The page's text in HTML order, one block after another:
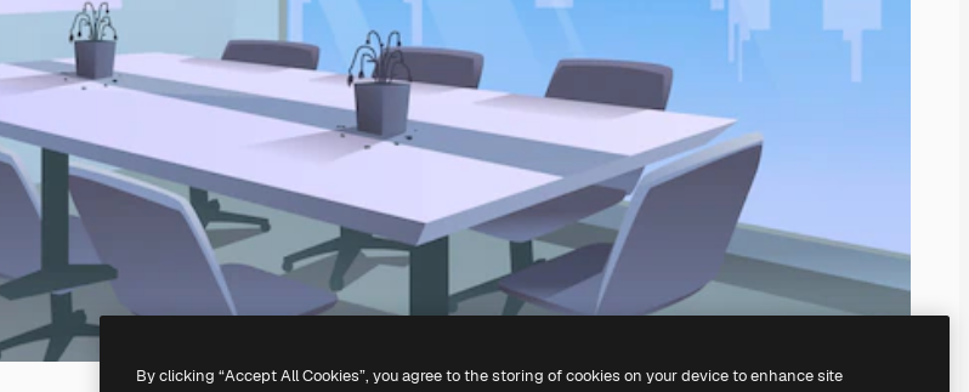
By clicking “Accept All Cookies”, you agree to the storing of cookies on your device to enhance site